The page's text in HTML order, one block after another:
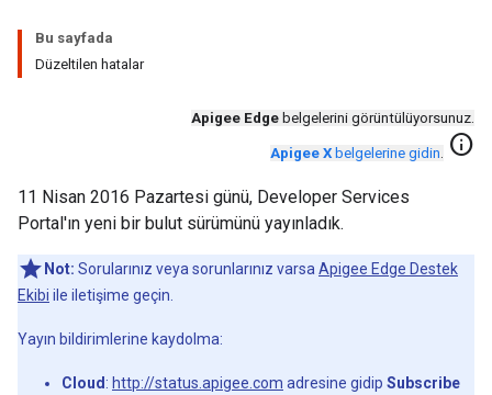
Bu sayfada
Düzeltilen hatalar
Apigee Edge belgelerini görüntülüyorsunuz.
Apigee X belgelerine gidin. info
11 Nisan 2016 Pazartesi günü, Developer Services
Portal'ın yeni bir bulut sürümünü yayınladık.
Not: Sorularınız veya sorunlarınız varsa Apigee Edge Destek
Ekibi ile iletişime geçin.
Yayın bildirimlerine kaydolma:
Cloud : http://status.apigee.com adresine gidip Subscribe